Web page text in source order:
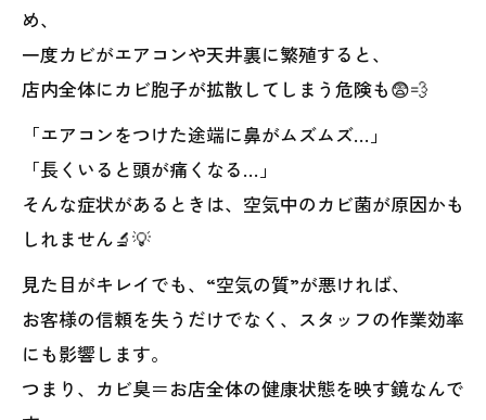
め、
一度カビがエアコンや天井裏に繁殖すると、
店内全体にカビ胞子が拡散してしまう危険も😨💨
「エアコンをつけた途端に鼻がムズムズ…」
「長くいると頭が痛くなる…」
そんな症状があるときは、空気中のカビ菌が原因かも
しれません🔬💡
見た目がキレイでも、“空気の質”が悪ければ、
お客様の信頼を失うだけでなく、スタッフの作業効率
にも影響します。
つまり、カビ臭＝お店全体の健康状態を映す鏡なんで